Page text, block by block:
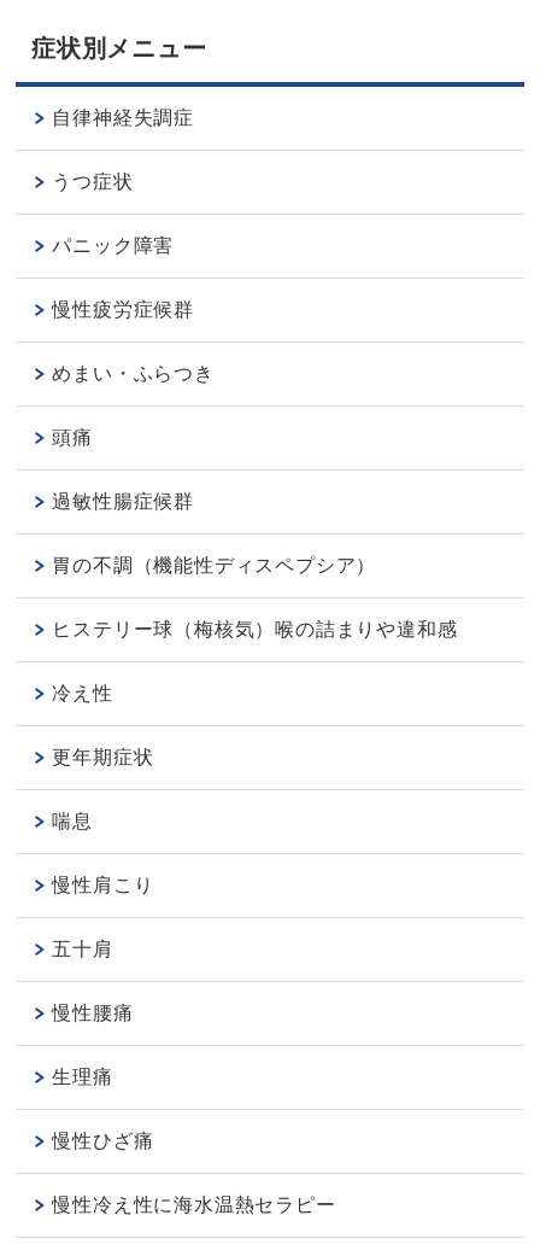
症状別メニュー
自律神経失調症
うつ症状
パニック障害
慢性疲労症候群
めまい・ふらつき
頭痛
過敏性腸症候群
胃の不調（機能性ディスペプシア）
ヒステリー球（梅核気）喉の詰まりや違和感
冷え性
更年期症状
喘息
慢性肩こり
五十肩
慢性腰痛
生理痛
慢性ひざ痛
慢性冷え性に海水温熱セラピー